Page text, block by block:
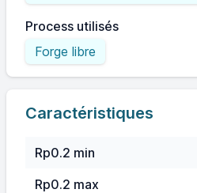
Process utilisés
Forge libre
Caractéristiques
Rp0.2 min
Rp0.2 max